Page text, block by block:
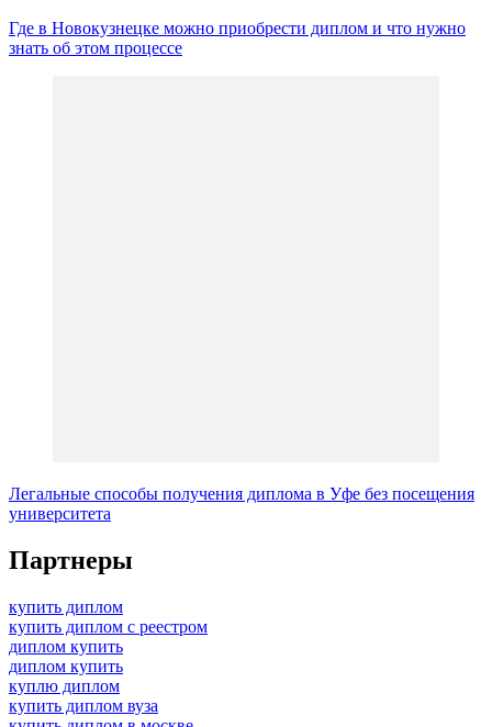
Где в Новокузнецке можно приобрести диплом и что нужно
знать об этом процессе
Легальные способы получения диплома в Уфе без посещения
университета
Партнеры
купить диплом
купить диплом с реестром
диплом купить
диплом купить
куплю диплом
купить диплом вуза